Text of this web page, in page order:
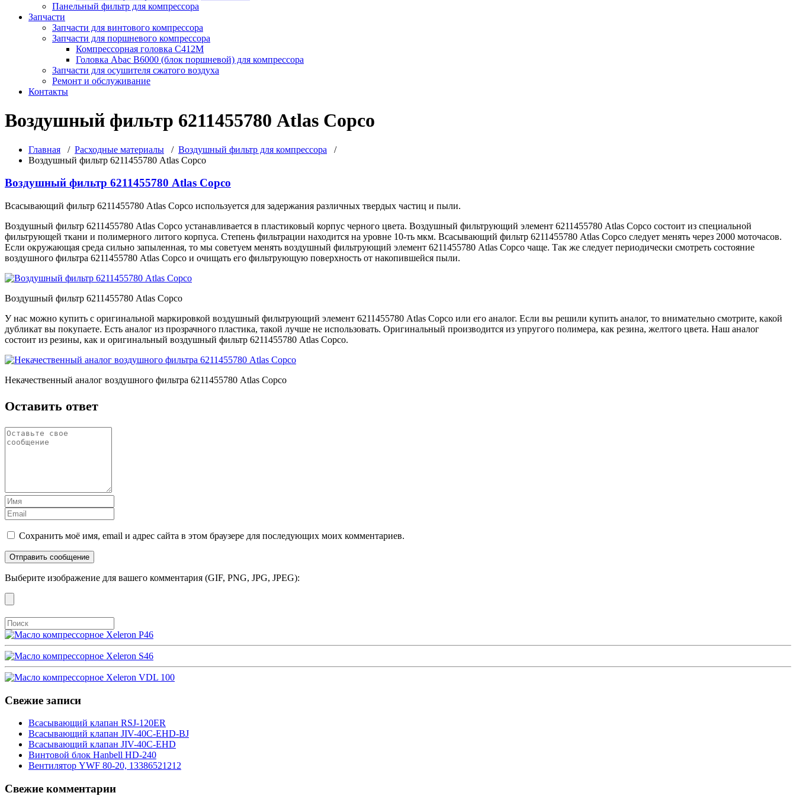
Панельный фильтр для компрессора
Запчасти
Запчасти для винтового компрессора
Запчасти для поршневого компрессора
Компрессорная головка С412М
Головка Abac B6000 (блок поршневой) для компрессора
Запчасти для осушителя сжатого воздуха
Ремонт и обслуживание
Контакты
Воздушный фильтр 6211455780 Atlas Copco
Главная / Расходные материалы / Воздушный фильтр для компрессора /
Воздушный фильтр 6211455780 Atlas Copco
Воздушный фильтр 6211455780 Atlas Copco
Всасывающий фильтр 6211455780 Atlas Copco используется для задержания различных твердых частиц и пыли.
Воздушный фильтр 6211455780 Atlas Copco устанавливается в пластиковый корпус черного цвета. Воздушный фильтрующий элемент 6211455780 Atlas Copco состоит из специальной
фильтрующей ткани и полимерного литого корпуса. Степень фильтрации находится на уровне 10-ть мкм. Всасывающий фильтр 6211455780 Atlas Copco следует менять через 2000 моточасов.
Если окружающая среда сильно запыленная, то мы советуем менять воздушный фильтрующий элемент 6211455780 Atlas Copco чаще. Так же следует периодически смотреть состояние
воздушного фильтра 6211455780 Atlas Copco и очищать его фильтрующую поверхность от накопившейся пыли.
Воздушный фильтр 6211455780 Atlas Copco
У нас можно купить с оригинальной маркировкой воздушный фильтрующий элемент 6211455780 Atlas Copco или его аналог. Если вы решили купить аналог, то внимательно смотрите, какой
дубликат вы покупаете. Есть аналог из прозрачного пластика, такой лучше не использовать. Оригинальный производится из упругого полимера, как резина, желтого цвета. Наш аналог
состоит из резины, как и оригинальный воздушный фильтр 6211455780 Atlas Copco.
Некачественный аналог воздушного фильтра 6211455780 Atlas Copco
Оставить ответ
Сохранить моё имя, email и адрес сайта в этом браузере для последующих моих комментариев.
Выберите изображение для вашего комментария (GIF, PNG, JPG, JPEG):
Свежие записи
Всасывающий клапан RSJ-120ER
Всасывающий клапан JIV-40C-EHD-BJ
Всасывающий клапан JIV-40C-EHD
Винтовой блок Hanbell HD-240
Вентилятор YWF 80-20, 13386521212
Свежие комментарии